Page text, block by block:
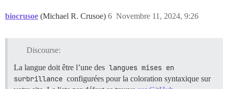
biocrusoe (Michael R. Crusoe) Novembre 11, 2024, 9:26
6
Discourse:
La langue doit être l’une des langues mises en
surbrillance configurées pour la coloration syntaxique sur